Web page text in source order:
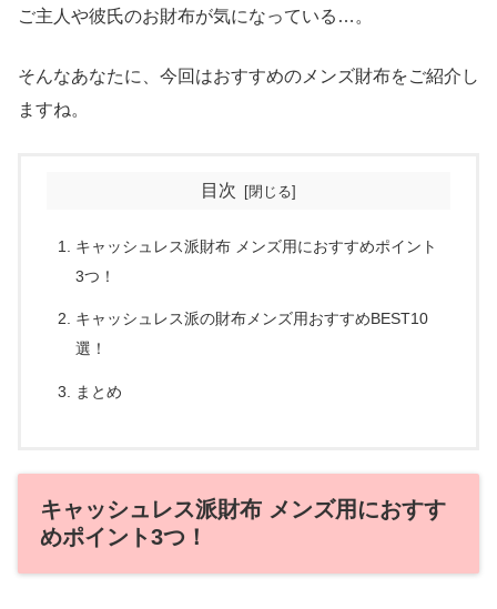
ご主人や彼氏のお財布が気になっている…。
そんなあなたに、今回はおすすめのメンズ財布をご紹介し
ますね。
目次
キャッシュレス派財布 メンズ用におすすめポイント
3つ！
キャッシュレス派の財布メンズ用おすすめBEST10
選！
まとめ
キャッシュレス派財布 メンズ用におすす
めポイント3つ！